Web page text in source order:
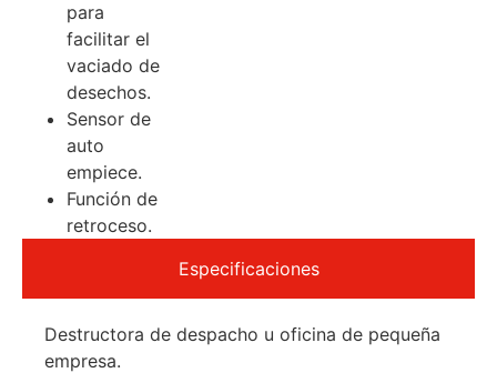
para
facilitar el
vaciado de
desechos.
Sensor de
auto
empiece.
Función de
retroceso.
Especificaciones
Destructora de despacho u oficina de pequeña
empresa.